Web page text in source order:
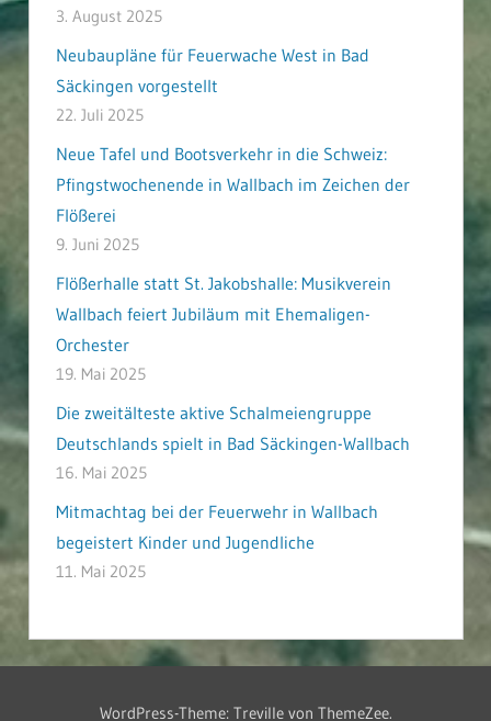
3. August 2025
Neubaupläne für Feuerwache West in Bad
Säckingen vorgestellt
22. Juli 2025
Neue Tafel und Bootsverkehr in die Schweiz:
Pfingstwochenende in Wallbach im Zeichen der
Flößerei
9. Juni 2025
Flößerhalle statt St. Jakobshalle: Musikverein
Wallbach feiert Jubiläum mit Ehemaligen-
Orchester
19. Mai 2025
Die zweitälteste aktive Schalmeiengruppe
Deutschlands spielt in Bad Säckingen-Wallbach
16. Mai 2025
Mitmachtag bei der Feuerwehr in Wallbach
begeistert Kinder und Jugendliche
11. Mai 2025
WordPress-Theme: Treville von ThemeZee.